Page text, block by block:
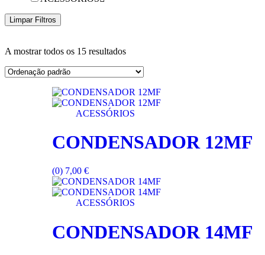
Limpar Filtros
A mostrar todos os 15 resultados
ACESSÓRIOS
CONDENSADOR 12MF
(0) 7,00 €
ACESSÓRIOS
CONDENSADOR 14MF